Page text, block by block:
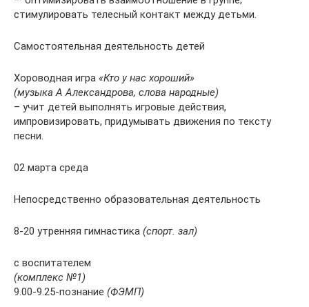
стимулировать телесный контакт между детьми.
Самостоятельная деятельность детей
Хороводная игра «Кто у нас хороший»
(музыка А Александрова, слова народные)
– учит детей выполнять игровые действия,
импровизировать, придумывать движения по тексту
песни.
02 марта среда
Непосредственно образовательная деятельность
8-20 утренняя гимнастика (спорт. зал)
с воспитателем
(комплекс №1)
9.00-9.25-познание (ФЭМП)